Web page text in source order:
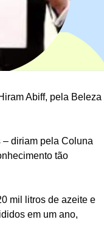
Abiff, pela Beleza
– diriam pela Coluna
tão
mil litros de azeite e
em um ano,